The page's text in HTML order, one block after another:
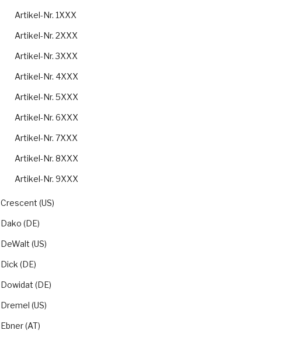
Artikel-Nr. 1XXX
Artikel-Nr. 2XXX
Artikel-Nr. 3XXX
Artikel-Nr. 4XXX
Artikel-Nr. 5XXX
Artikel-Nr. 6XXX
Artikel-Nr. 7XXX
Artikel-Nr. 8XXX
Artikel-Nr. 9XXX
Crescent (US)
Dako (DE)
DeWalt (US)
Dick (DE)
Dowidat (DE)
Dremel (US)
Ebner (AT)